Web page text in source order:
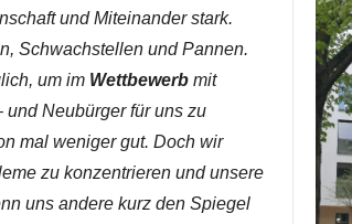
und Miteinander stark.
Schwachstellen und Pannen.
um im Wettbewerbmit
Neubürger für uns zu
mal weniger gut. Doch wir
zu konzentrieren und unsere
uns andere kurz den Spiegel